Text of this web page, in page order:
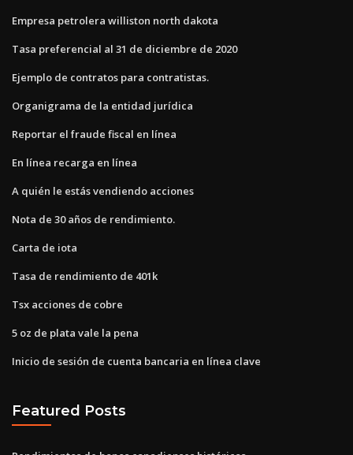
Empresa petrolera williston north dakota
Tasa preferencial al 31 de diciembre de 2020
Ejemplo de contratos para contratistas.
Organigrama de la entidad jurídica
Reportar el fraude fiscal en línea
En línea recarga en línea
A quién le estás vendiendo acciones
Nota de 30 años de rendimiento.
Carta de iota
Tasa de rendimiento de 401k
Tsx acciones de cobre
5 oz de plata vale la pena
Inicio de sesión de cuenta bancaria en línea clave
Featured Posts